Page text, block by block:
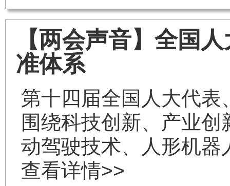
【两会声音】全国
准体系
第十四届全国人大代
围绕科技创新、产业
动驾驶技术、人形机器
查看详情>>